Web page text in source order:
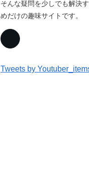
そんな疑問を少しでも解決
めだけの趣味サイトです。
Tweets by